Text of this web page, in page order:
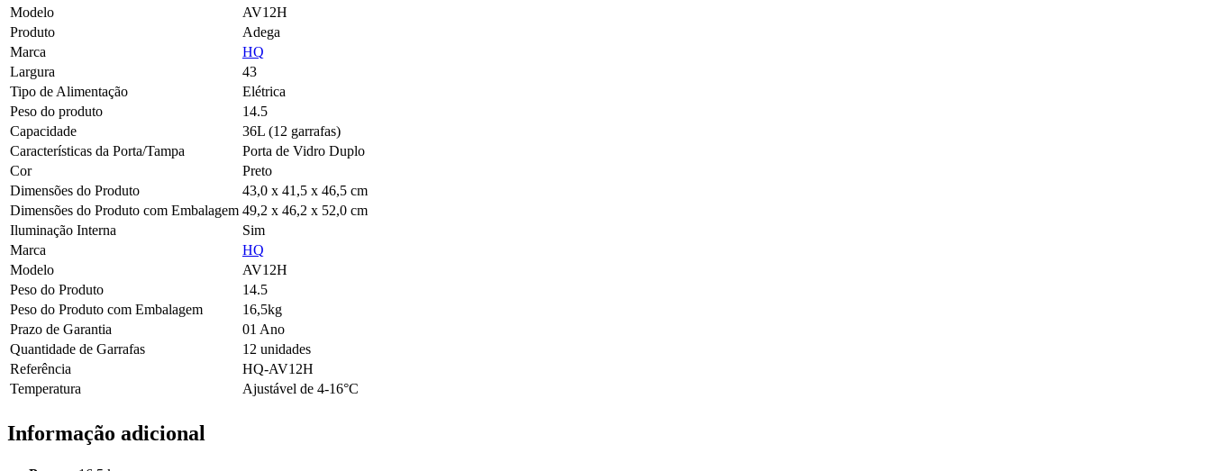
quantidade
Modelo
AV12H
Produto
Adega
Marca
HQ
Largura
43
Tipo de Alimentação
Elétrica
Peso do produto
14.5
Capacidade
36L (12 garrafas)
Características da Porta/Tampa
Porta de Vidro Duplo
Cor
Preto
Dimensões do Produto
43,0 x 41,5 x 46,5 cm
Dimensões do Produto com Embalagem 49,2 x 46,2 x 52,0 cm
Iluminação Interna
Sim
Marca
HQ
Modelo
AV12H
Peso do Produto
14.5
Peso do Produto com Embalagem
16,5kg
Prazo de Garantia
01 Ano
Quantidade de Garrafas
12 unidades
Referência
HQ-AV12H
Temperatura
Ajustável de 4-16°C
Informação adicional